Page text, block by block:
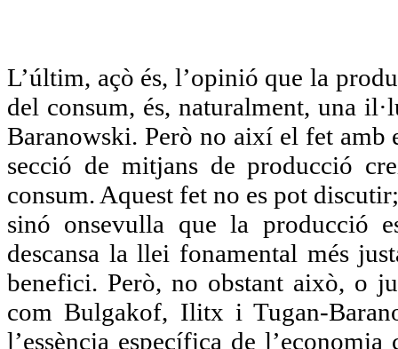
L’últim, açò és, l’opinió que la
del consum, és, naturalment, una
Baranowski. Però no així el fet amb
secció de mitjans de producció
consum. Aquest fet no es pot
sinó onsevulla que la producció
descansa la llei fonamental més
benefici. Però, no obstant això, o
com Bulgakof, Ilitx i Tugan-
l’essència específica de